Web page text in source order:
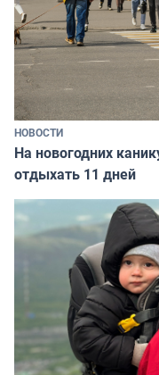
НОВОСТИ
На новогодних
отдыхать 11 дней